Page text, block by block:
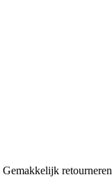
Gemakkelijk retourneren